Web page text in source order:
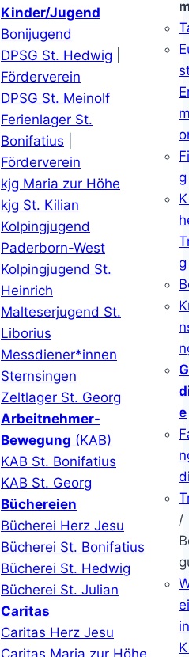
Kinder/Jugend
Bonijugend
DPSG St. Hedwig
Förderverein
DPSG St. Meinolf
Ferienlager St.
Bonifatius
Förderverein
kjg Maria zur Höhe
kjg St. Kilian
Kolpingjugend
Paderborn-West
Kolpingjugend St.
Heinrich
Malteserjugend St.
Liborius
Messdiener*innen
Sternsingen
Zeltlager St. Georg
Arbeitnehmer-
Bewegung (KAB)
KAB St. Bonifatius
KAB St. Georg
Büchereien
Bücherei Herz Jesu
Bücherei St. Bonifatius
Bücherei St. Hedwig
Bücherei St. Julian
Caritas
Caritas Herz Jesu
Caritas Maria zur Höhe
g
g
e
/